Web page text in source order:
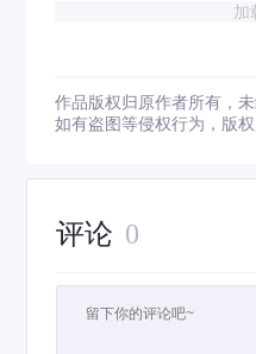
加
作品版权归原作者所有，
如有盗图等侵权行为，版
评论 0